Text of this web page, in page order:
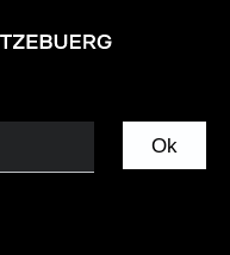
Ok